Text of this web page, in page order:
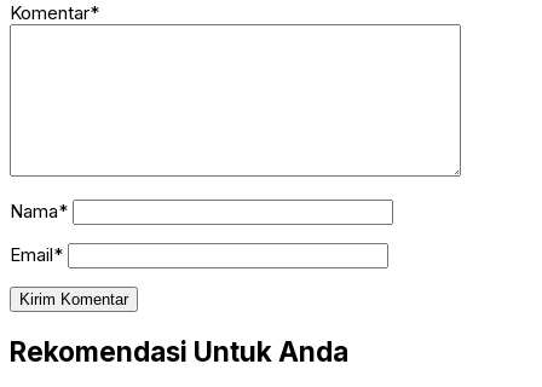
Komentar*
Nama*
Email*
Rekomendasi Untuk Anda